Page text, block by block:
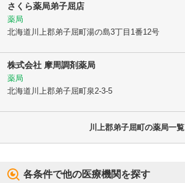
さくら薬局弟子屈店
薬局
北海道川上郡弟子屈町湯の島3丁目1番12号
株式会社 摩周調剤薬局
薬局
北海道川上郡弟子屈町泉2-3-5
川上郡弟子屈町の薬局一覧
各条件で他の医療機関を探す